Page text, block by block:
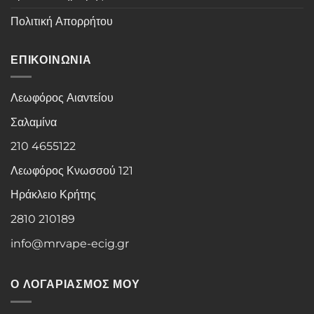
Πολιτική Απορρήτου
ΕΠΙΚΟΙΝΩΝΙΑ
Λεωφόρος Αιαντείου
Σαλαμίνα
210 4655122
Λεωφόρος Κνωσσού 121
Ηράκλειο Κρήτης
2810 210189
info@mrvape-ecig.gr
Ο ΛΟΓΑΡΙΑΣΜΟΣ ΜΟΥ